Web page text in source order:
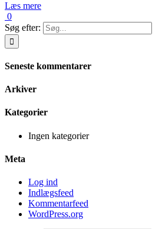
Læs mere
0
Søg efter:
Seneste kommentarer
Arkiver
Kategorier
Ingen kategorier
Meta
Log ind
Indlægsfeed
Kommentarfeed
WordPress.org